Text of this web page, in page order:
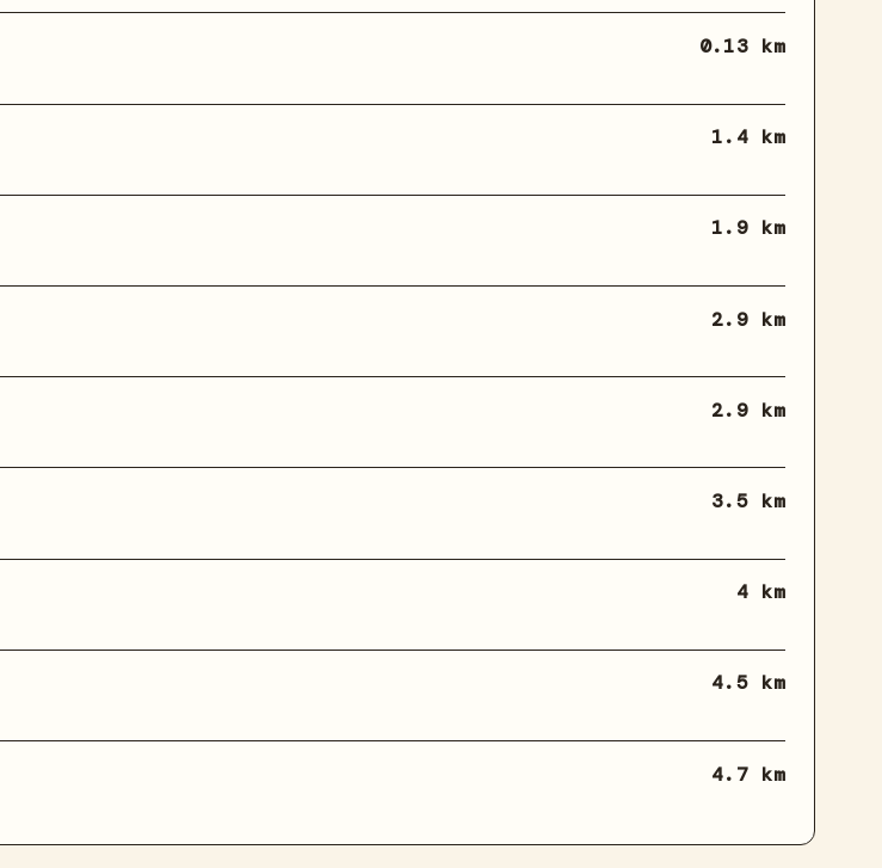
0.13 km
1.4 km
1.9 km
2.9 km
2.9 km
3.5 km
4 km
4.5 km
4.7 km